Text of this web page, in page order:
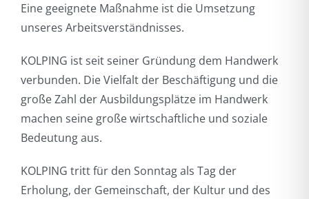
Eine geeignete Maßnahme ist die Umsetzung
unseres Arbeitsverständnisses.
KOLPING ist seit seiner Gründung dem Handwerk
verbunden. Die Vielfalt der Beschäftigung und die
große Zahl der Ausbildungsplätze im Handwerk
machen seine große wirtschaftliche und soziale
Bedeutung aus.
KOLPING tritt für den Sonntag als Tag der
Erholung, der Gemeinschaft, der Kultur und des